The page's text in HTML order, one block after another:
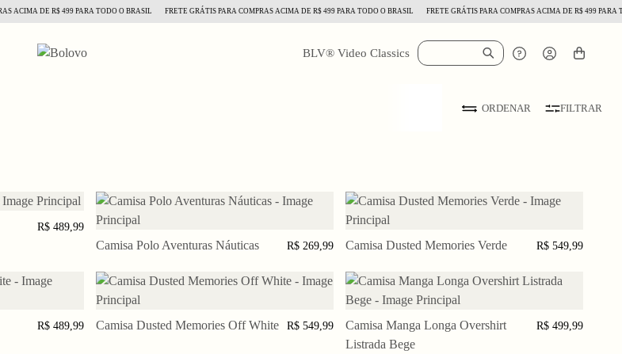
ACIMA DE R$ 499 PARA TODO O BRASIL FRETE GRÁTIS PARA COMPRAS ACIMA DE R$ 499 PARA TODO O BRASIL FRETE GRÁTIS PARA COMPRAS ACIMA DE R$ 499 PARA
BLV® Video Classics
ORDENAR FILTRAR
XGG
R$ 489,99
PP P M G GG XGG
Camisa Polo Aventuras Náuticas R$ 269,99 PP P M G GG XGG
Camisa Dusted Memories Verde R$ 549,99
XGG
R$ 489,99 PP P M G GG XGG
Camisa Dusted Memories Off White R$ 549,99 P M G GG XGG
Camisa Manga Longa Overshirt
Listrada Bege
R$ 499,99